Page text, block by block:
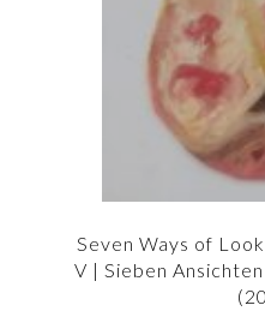
Seven Ways of
V | Sieben